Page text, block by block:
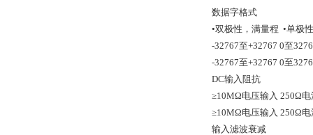
数据字格式
•双极性，满量程 •单极
-32767至+32767 0至
-32767至+32767 0至
DC输入阻抗
≥10MΩ电压输入 250Ω电
≥10MΩ电压输入 250Ω电
输入滤波衰减